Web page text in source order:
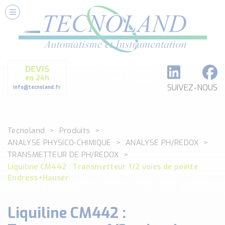
DEVIS
en 24h
info@tecnoland.fr SUIVEZ-NOUS
Nos Services
Conseils et Fourniture
Formation et Assistance
Architecture I-O Link multi fabricants
Classé par catégorie
DEBIT
DETECTION
ANALYSE PHYSICO-CHIMIQUE
Voir toutes les catégories …
Tecnoland
Produits
ANALYSE PHYSICO-CHIMIQUE
ANALYSE PH/REDOX
TRANSMETTEUR DE PH/REDOX
Liquiline CM442 : Transmetteur 1/2 voies de pointe
Endress+Hauser
Liquiline CM442 :